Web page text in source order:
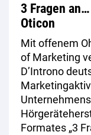
3 Fragen
Oticon
Mit offenem
of Marketing
D’Introno
Formates „3